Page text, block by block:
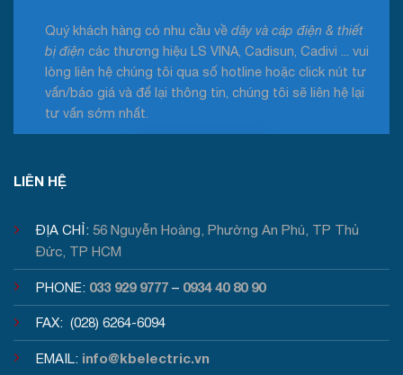
Quý khách hàng có nhu cầu về dây và cáp điện & thiết
bị điện các thương hiệu LS VINA, Cadisun, Cadivi ... vui
lòng liên hệ chúng tôi qua số hotline hoặc click nút tư
vấn/báo giá và để lại thông tin, chúng tôi sẽ liên hệ lại
tư vấn sớm nhất.
LIÊN HỆ
ĐỊA CHỈ: 56 Nguyễn Hoàng, Phường An Phú, TP Thủ
Đức, TP HCM
PHONE: 033 929 9777 – 0934 40 80 90
FAX: (028) 6264-6094
EMAIL: info@kbelectric.vn